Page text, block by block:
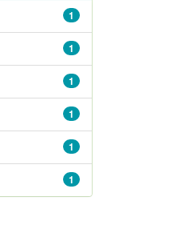
1
1
1
1
1
1